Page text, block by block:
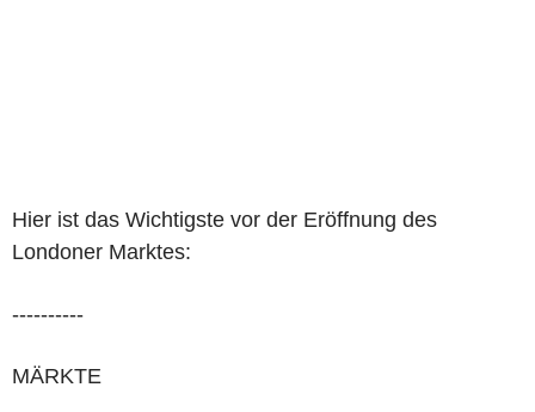
Hier ist das Wichtigste vor der Eröffnung des
Londoner Marktes:
----------
MÄRKTE